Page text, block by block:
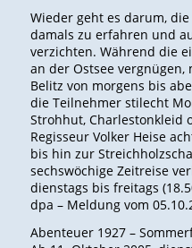
Wieder geht es darum,
damals zu erfahren und
verzichten. Während die
an der Ostsee vergnügen,
Belitz von morgens bis
die Teilnehmer stilecht
Strohhut, Charlestonkleid
Regisseur Volker Heise
bis hin zur
sechswöchige Zeitreise
dienstags bis freitags
dpa – Meldung vom
Abenteuer 1927 –